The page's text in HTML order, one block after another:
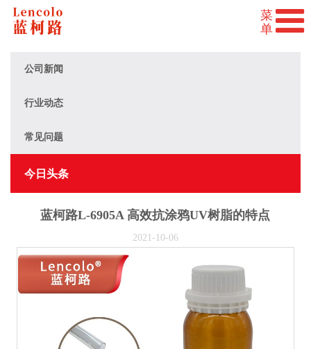
公司新闻
行业动态
常见问题
今日头条
蓝柯路L-6905A 高效抗涂鸦UV树脂的特点
2021-10-06